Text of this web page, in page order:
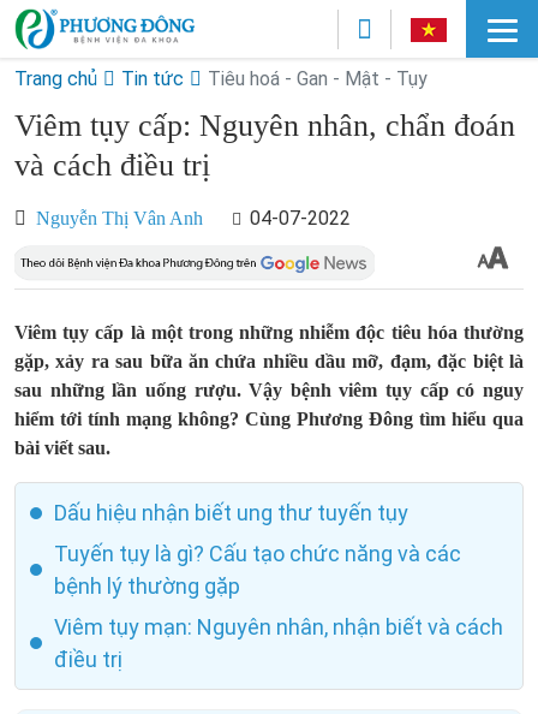
Trang chủ Tin tức Tiêu hoá - Gan - Mật - Tụy
Viêm tụy cấp: Nguyên nhân, chẩn đoán
và cách điều trị
Nguyễn Thị Vân Anh 04-07-2022
Viêm tụy cấp là một trong những nhiễm độc tiêu hóa thường
gặp, xảy ra sau bữa ăn chứa nhiều dầu mỡ, đạm, đặc biệt là
sau những lần uống rượu. Vậy bệnh viêm tụy cấp có nguy
hiểm tới tính mạng không? Cùng Phương Đông tìm hiểu qua
bài viết sau.
Dấu hiệu nhận biết ung thư tuyến tụy
Tuyến tụy là gì? Cấu tạo chức năng và các
bệnh lý thường gặp
Viêm tụy mạn: Nguyên nhân, nhận biết và cách
điều trị